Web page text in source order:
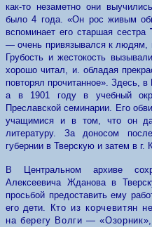
как-то незаметно они
было 4 года. «Он рос живым
вспоминает его старшая сестра
— очень привязывался к людям,
Грубость и жестокость
хорошо читал, и. обладая
повторял прочитанное». Здесь,
а в 1901 году в учебный
Преславской семинарии. Его
учащимися и в том, что он
литературу. За доносом
губернии в Тверскую и затем в г.
В Центральном архиве
Алексеевича Жданова в
просьбой предоставить ему
его дети. Кто из корчевитян
на берегу Волги —